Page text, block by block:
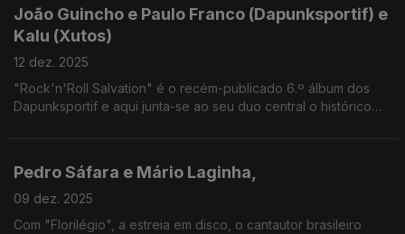
João Guincho e Paulo Franco (Dapunksportif) e
Kalu (Xutos)
12 dez. 2025
"Rock'n'Roll Salvation" é o recém-publicado 6.º álbum dos
Dapunksportif e aqui junta-se ao seu duo central o histórico
Pedro Sáfara e Mário Laginha,
09 dez. 2025
Com "Florilégio", a estreia em disco, o cantautor brasileiro